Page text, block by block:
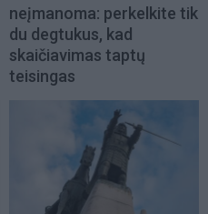
neįmanoma: perkelkite tik
du degtukus, kad
skaičiavimas taptų
teisingas